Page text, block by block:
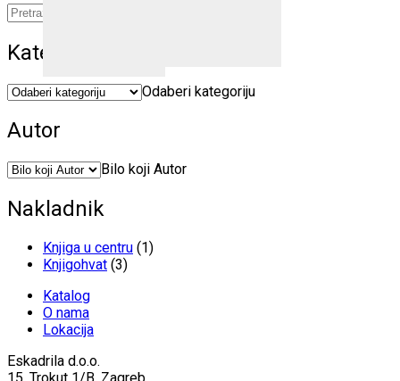
Pretraži:
Kategorije proizvoda
Odaberi kategoriju
Autor
Bilo koji Autor
Nakladnik
Knjiga u centru (1)
Knjigohvat (3)
Katalog
O nama
Lokacija
Eskadrila d.o.o.